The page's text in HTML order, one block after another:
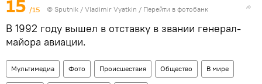
15 /15 © Sputnik / Vladimir Vyatkin / Перейти в фотобанк
В 1992 году вышел в отставку в звании генерал-
майора авиации.
Мультимедиа Фото Происшествия Общество В мире